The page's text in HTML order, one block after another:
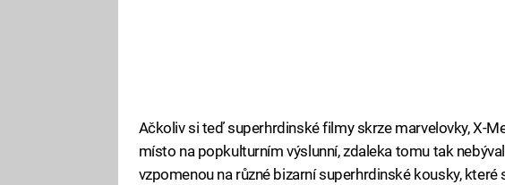
Ačkoliv si teď superhrdinské filmy skrze marvelovky, X-
místo na popkulturním výslunní, zdaleka tomu tak
vzpomenou na různé bizarní superhrdinské kousky,